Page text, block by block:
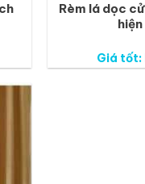
Rèm lá dọc
Giá tốt: